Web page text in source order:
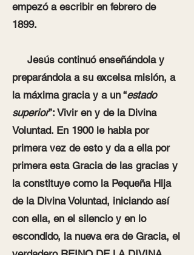
empezó a escribir en febrero de
1899.
Jesús continuó enseñándola y
preparándola a su excelsa misión, a
la máxima gracia y a un “estado
superior”: Vivir en y de la Divina
Voluntad. En 1900 le habla por
primera vez de esto y da a ella por
primera esta Gracia de las gracias y
la constituye como la Pequeña Hija
de la Divina Voluntad, iniciando así
con ella, en el silencio y en lo
escondido, la nueva era de Gracia, el